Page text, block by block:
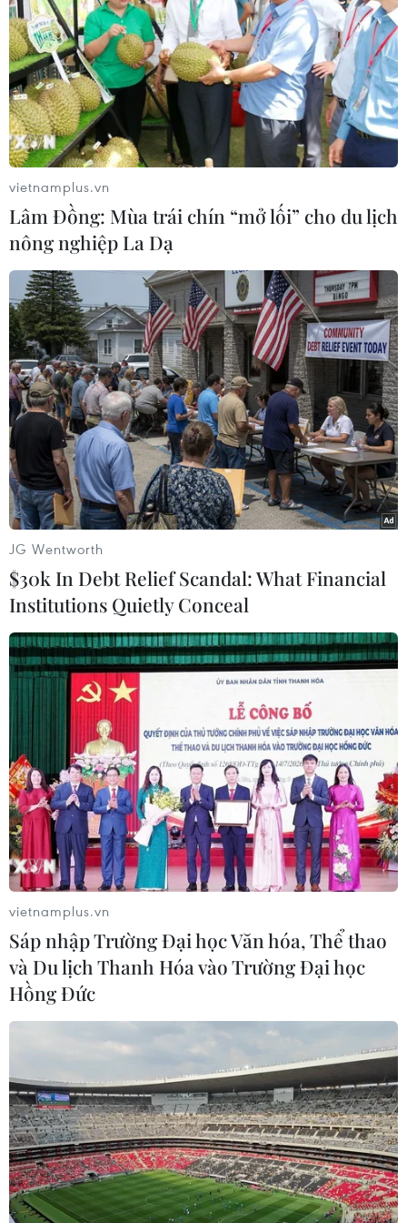
Billie Eilish 'đại thắng' tại lễ trao
giải Grammy lần thứ 62
27/01/2020 08:40
Với "When We All Fall Asleep, Where Do We Go”, Billie
Eilish đã trở thành nghệ sỹ đơn trẻ nhất từng đạt giải
Album của Năm khi mới chỉ 18 tuổi, vượt qua kỷ lục
trước đó của Taylor Swift.
BTS xác lập kỷ lục mới trên xếp hạng
Billboard ''Social 50''
04/02/2020 12:13
Nhóm nhạc nổi tiếng của Hàn Quốc BTS vừa xác lập kỷ
lục mới khi nắm giữ vị trí số một bảng xếp hạng
Billboard "Social 50" (Mỹ) trong thời gian dài nhất.
Nữ ca sỹ đoạt Grammy diện thiết kế của
Công Trí xuất hiện trên tạp chí
13/03/2020 07:12
vietnamplus.vn
Lâm Đồng: Mùa trái chín “mở lối” cho du lịch
nông nghiệp La Dạ
JG Wentworth
$30k In Debt Relief Scandal: What Financial
Institutions Quietly Conceal
vietnamplus.vn
Sáp nhập Trường Đại học Văn hóa, Thể thao
và Du lịch Thanh Hóa vào Trường Đại học
Hồng Đức